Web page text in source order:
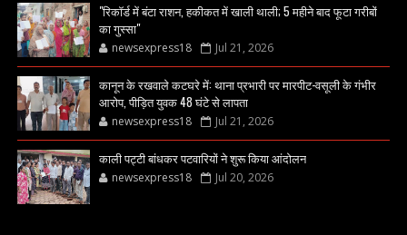
"रिकॉर्ड में बंटा राशन, हकीकत में खाली थाली; 5 महीने बाद फूटा गरीबों
का गुस्सा"
newsexpress18 Jul 21, 2026
कानून के रखवाले कटघरे में: थाना प्रभारी पर मारपीट-वसूली के गंभीर
आरोप, पीड़ित युवक 48 घंटे से लापता
newsexpress18 Jul 21, 2026
काली पट्टी बांधकर पटवारियों ने शुरू किया आंदोलन
newsexpress18 Jul 20, 2026